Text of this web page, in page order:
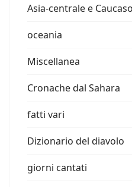
Asia-centrale e Caucaso
oceania
Miscellanea
Cronache dal Sahara
fatti vari
Dizionario del diavolo
giorni cantati